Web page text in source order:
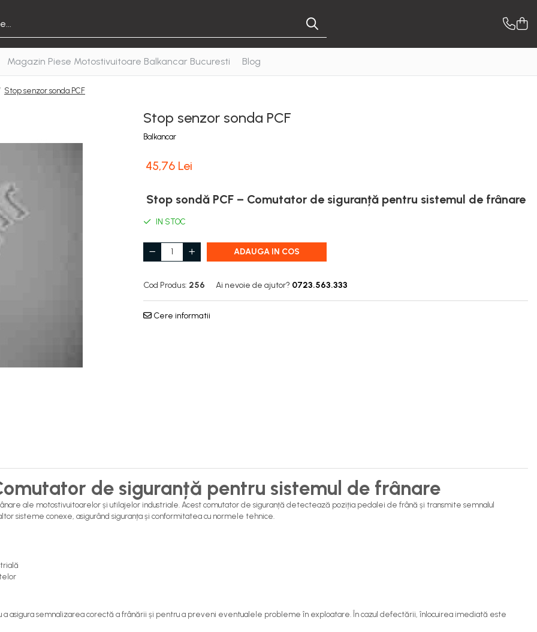
Magazin Piese Motostivuitoare Balkancar Bucuresti Blog
Stop senzor sonda PCF
Stop senzor sonda PCF
Balkancar
45,76 Lei
Stop sondă PCF – Comutator de siguranță pentru sistemul de frânare
IN STOC
ADAUGA IN COS
Cod Produs: 256 Ai nevoie de ajutor? 0723.563.333
Cere informatii
de siguranță pentru sistemul de frânare
ale motostivuitoarelor și utilajelor industriale. Acest comutator de siguranță detectează poziția pedalei de frână și transmite semnalul
sisteme conexe, asigurând siguranța și conformitatea cu normele tehnice.
asigura semnalizarea corectă a frânării și pentru a preveni eventualele probleme în exploatare. În cazul defectării, înlocuirea imediată este